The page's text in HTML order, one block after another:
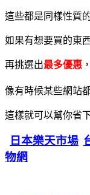
這些都是同樣性質
如果有想要買的東
再挑選出最多優惠 ，
像有時候某些網站
這樣就可以幫你省
日本樂天市場
物網